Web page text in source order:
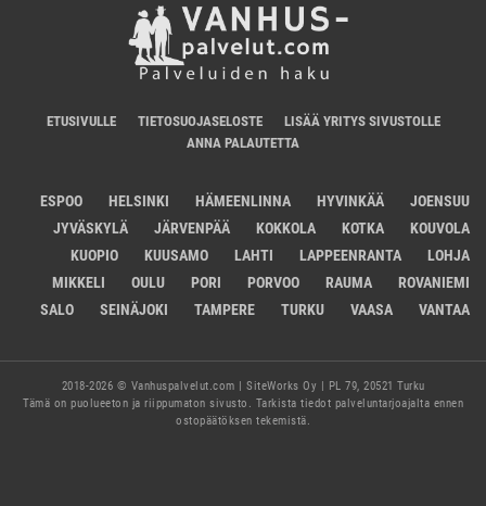
ETUSIVULLE TIETOSUOJASELOSTE
LISÄÄ YRITYS SIVUSTOLLE
ANNA PALAUTETTA
ESPOO HELSINKI HÄMEENLINNA HYVINKÄÄ
JOENSUU
JYVÄSKYLÄ
JÄRVENPÄÄ KOKKOLA KOTKA
KOUVOLA
KUOPIO
KUUSAMO LAHTI LAPPEENRANTA
LOHJA
MIKKELI
OULU PORI PORVOO RAUMA
ROVANIEMI
SALO
SEINÄJOKI TAMPERE TURKU VAASA VANTAA
2018-2026 © Vanhuspalvelut.com | SiteWorks Oy | PL 79, 20521 Turku
Tämä on puolueeton ja riippumaton sivusto. Tarkista tiedot palveluntarjoajalta ennen
ostopäätöksen tekemistä.